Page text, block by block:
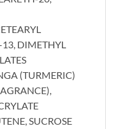
DIMETHYL
(TURMERIC)
SUCROSE